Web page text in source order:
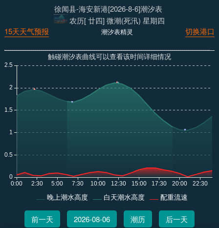
徐闻县-海安新港[2026-8-6]潮汐表
农历[ 廿四] 微潮(死汛) 星期四
切换港口
潮汐表精灵
15天天气预报
触碰潮汐表曲线可以查看该时间详细情况
晚上潮水高度 白天潮水高度 配重流速
前一天 2026-08-06 潮历 后一天